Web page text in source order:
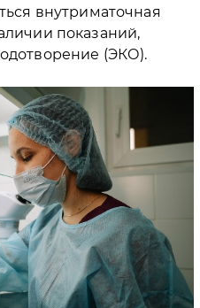
внутриматочная
показаний,
(ЭКО).